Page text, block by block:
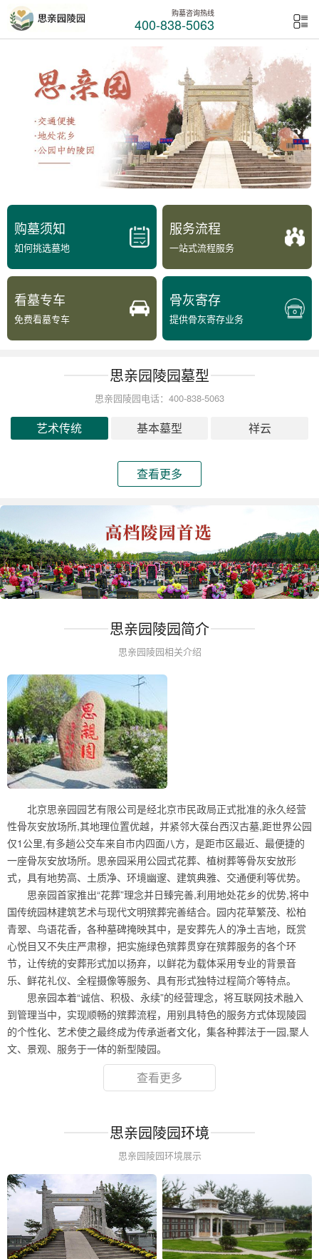
购墓咨询热线
400-838-5063
购墓须知
如何挑选墓地
服务流程
一站式流程服务
看墓专车
免费看墓专车
骨灰寄存
提供骨灰寄存业务
思亲园陵园墓型
思亲园陵园电话：400-838-5063
艺术传统 基本墓型 祥云
查看更多
思亲园陵园简介
思亲园陵园相关介绍
北京思亲园园艺有限公司是经北京市民政局正式批准的永久经营
性骨灰安放场所,其地理位置优越，并紧邻大葆台西汉古墓,距世界公园
仅1公里,有多趟公交车来自市内四面八方，是距市区最近、最便捷的
一座骨灰安放场所。思亲园采用公园式花葬、植树葬等骨灰安放形
式，具有地势高、土质净、环境幽邃、建筑典雅、交通便利等优势。
思亲园首家推出“花葬”理念并日臻完善,利用地处花乡的优势,将中
国传统园林建筑艺术与现代文明殡葬完善结合。园内花草繁茂、松柏
青翠、鸟语花香，各种墓碑掩映其中，是安葬先人的净土吉地，既赏
心悦目又不失庄严肃穆，把实施绿色殡葬贯穿在殡葬服务的各个环
节，让传统的安葬形式加以扬弃，以鲜花为载体采用专业的背景音
乐、鲜花礼仪、全程摄像等服务、具有形式独特过程简介等特点。
思亲园本着“诚信、积极、永续”的经营理念，将互联网技术融入
到管理当中，实现顺畅的殡葬流程，用别具特色的服务方式体现陵园
的个性化、艺术使之最终成为传承逝者文化，集各种葬法于一园,聚人
文、景观、服务于一体的新型陵园。
查看更多
思亲园陵园环境
思亲园陵园环境展示